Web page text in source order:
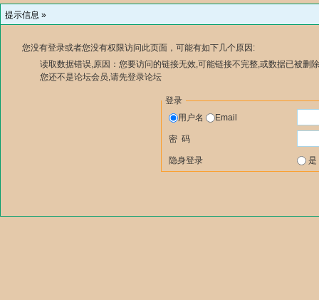
提示信息 »
您没有登录或者您没有权限访问此页面，可能有如下几个原因:
读取数据错误,原因：您要访问的链接无效,可能链接不完整,或数据已被删
您还不是论坛会员,请先登录论坛
登录
用户名
Email
密 码
隐身登录